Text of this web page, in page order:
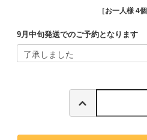
［お一人様 4個
9月中旬発送でのご予約となります